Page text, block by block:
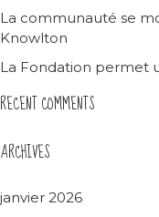
La communauté se
Knowlton
La Fondation permet
RECENT COMMENTS
ARCHIVES
janvier 2026